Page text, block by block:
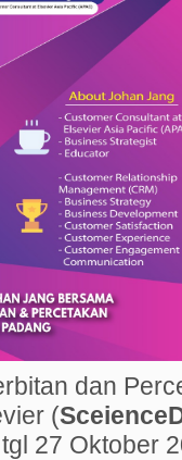
dan
(
27 Oktober